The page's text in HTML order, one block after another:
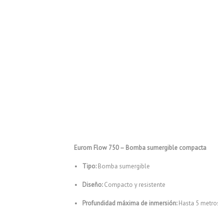
Eurom Flow 750 – Bomba sumergible compacta
Tipo:Bomba sumergible
Diseño:Compacto y resistente
Profundidad máxima de inmersión:Hasta 5